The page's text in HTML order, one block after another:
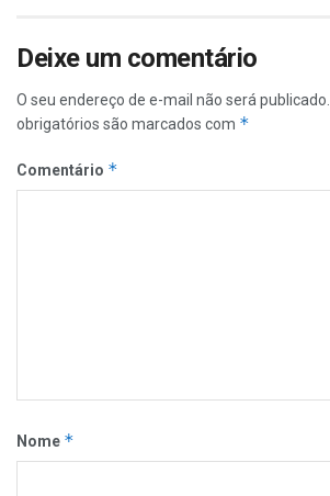
Deixe um comentário
O seu endereço de e-mail não será publicado.
obrigatórios são marcados com *
Comentário *
Nome *